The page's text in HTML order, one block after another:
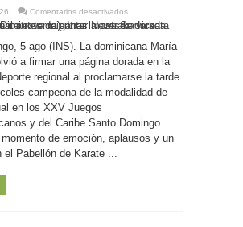
Comentarios desactivados
R.Dominicana-
Deportes/María
aporta
país
medalla
de
XXV
Juegos
Centroamericanos
5 ago (INS).-La dominicana María
a firmar una página dorada en la
regional al proclamarse la tarde
campeona de la modalidad de
en los XXV Juegos
y del Caribe Santo Domingo
de emoción, aplausos y un
el Pabellón de Karate ...